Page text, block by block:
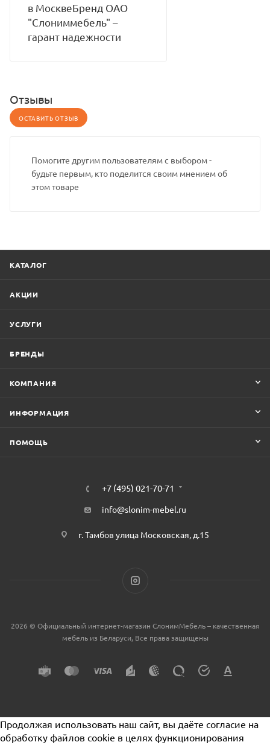
в МосквеБренд ОАО
"Слониммебель" –
гарант надежности
Отзывы
ОСТАВИТЬ ОТЗЫВ
Помогите другим пользователям с выбором -
будьте первым, кто поделится своим мнением об
этом товаре
КАТАЛОГ
АКЦИИ
УСЛУГИ
БРЕНДЫ
КОМПАНИЯ
ИНФОРМАЦИЯ
ПОМОЩЬ
+7 (495) 021-70-71
info@slonim-mebel.ru
г. Тамбов улица Московская, д.15
2026 © Официальный интернет-магазин СлонимМебель – качественная
мебель из Беларуси, Все права защищены
Продолжая использовать наш сайт, вы даёте согласие на
обработку файлов cookie в целях функционирования